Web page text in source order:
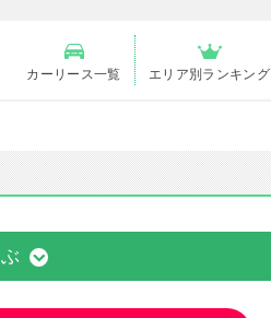
カーリース一覧 エリア別ランキング